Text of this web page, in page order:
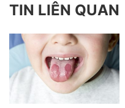
TIN LIÊN QUAN